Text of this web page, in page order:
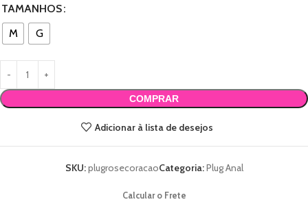
TAMANHOS
M
G
COMPRAR
Adicionar à lista de desejos
SKU:plugrosecoracaoCategoria:Plug Anal
Calcular o Frete